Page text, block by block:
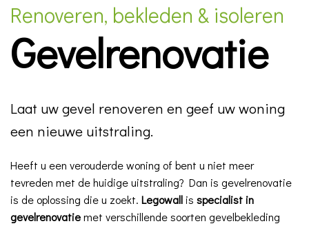
Renoveren, bekleden & isoleren
Gevelrenovatie
Laat uw gevel renoveren en geef uw woning
een nieuwe uitstraling.
Heeft u een verouderde woning of bent u niet meer
tevreden met de huidige uitstraling? Dan is gevelrenovatie
is de oplossing die u zoekt. Legowall is specialist in
gevelrenovatiemet verschillende soorten gevelbekleding